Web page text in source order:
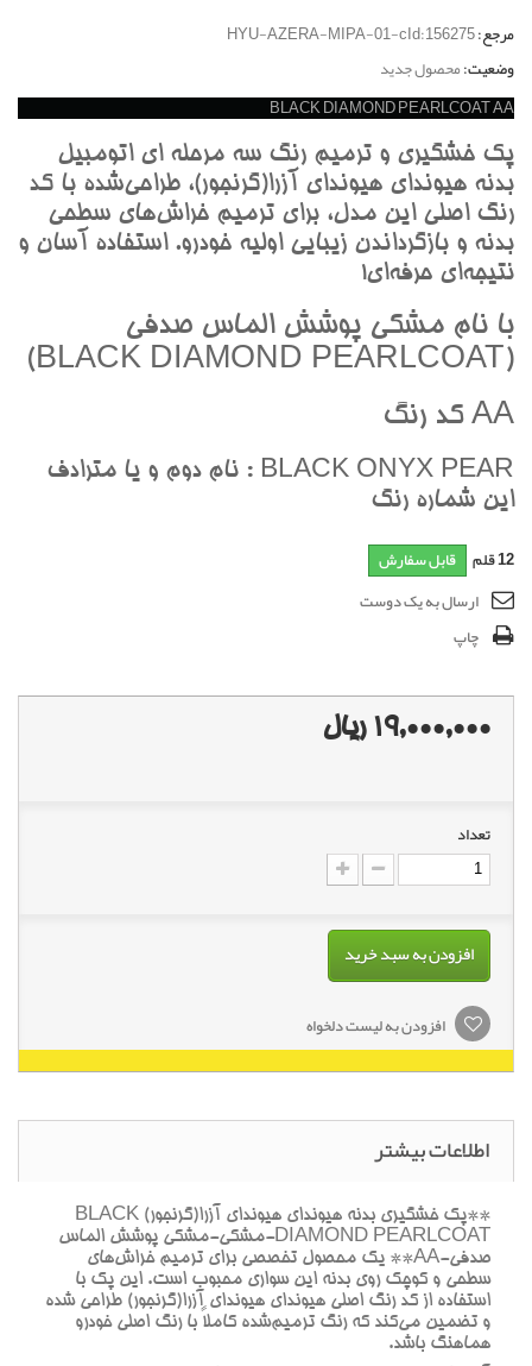
مرجع:HYU-AZERA-MIPA-01-cId:156275
وضعیت:محصول جدید
BLACK DIAMOND PEARLCOAT AA
پک خشگيري و ترميم رنگ سه مرحله اي اتومبيل
بدنه هيونداي هيونداي آزرا(گرنجور)، طراحي‌شده با کد
رنگ اصلي اين مدل، براي ترميم خراش‌هاي سطحي
بدنه و بازگرداندن زيبايي اوليه خودرو. استفاده آسان و
نتيجه‌اي حرفه‌اي!
با نام مشکي پوشش الماس صدفي
(BLACK DIAMOND PEARLCOAT)
AA کد رنگ
BLACK ONYX PEAR : نام دوم و يا مترادف
اين شماره رنگ
12قلم قابل سفارش
ارسال به یک دوست
چاپ
19,000,000 ریال
تعداد
افزودن به سبد خرید
افزودن به لیست دلخواه
اطلاعات بیشتر
**پک خشگيري بدنه هيونداي هيونداي آزرا(گرنجور) BLACK
DIAMOND PEARLCOAT-مشکي-مشکي پوشش الماس
صدفي-AA** يک محصول تخصصي براي ترميم خراش‌هاي
سطحي و کوچک روي بدنه اين سواري محبوب است. اين پک با
استفاده از کد رنگ اصلي هيونداي هيونداي آزرا(گرنجور) طراحي شده
و تضمين مي‌کند که رنگ ترميم‌شده کاملاً با رنگ اصلي خودرو
هماهنگ باشد.